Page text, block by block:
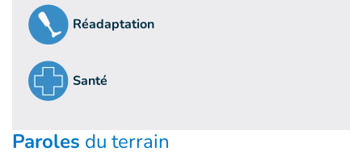
Réadaptation
Santé
Paroles du terrain